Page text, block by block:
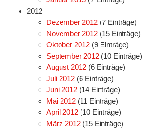
2012
Dezember 2012 (7 Einträge)
November 2012 (15 Einträge)
Oktober 2012 (9 Einträge)
September 2012 (10 Einträge)
August 2012 (6 Einträge)
Juli 2012 (6 Einträge)
Juni 2012 (14 Einträge)
Mai 2012 (11 Einträge)
April 2012 (10 Einträge)
März 2012 (15 Einträge)